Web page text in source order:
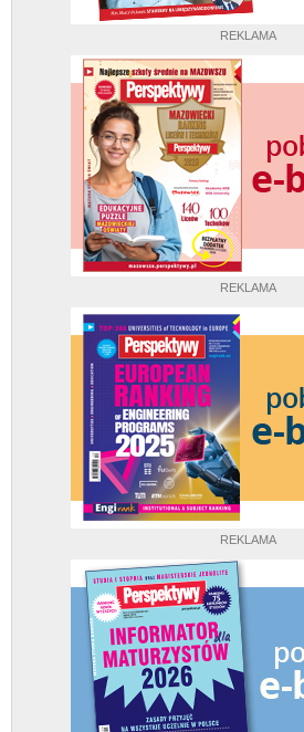
REKLAMA
REKLAMA
REKLAMA